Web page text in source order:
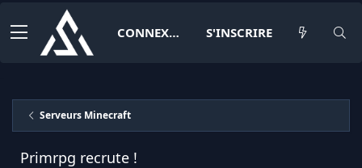
CONNEXION S'INSCRIRE
Serveurs Minecraft
Primrpg recrute !